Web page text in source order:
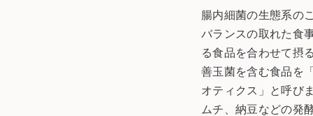
腸内細菌の生態系の
バランスの取れた食
る食品を合わせて摂
善玉菌を含む食品を
オティクス」と呼び
ムチ、納豆などの発